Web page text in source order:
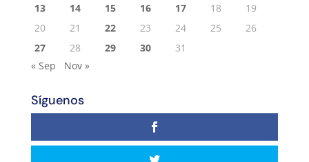
13
14 15 16 17 18
19
20
21 22 23 24 25
26
27
28 29 30
31
« Sep
Nov »
Síguenos